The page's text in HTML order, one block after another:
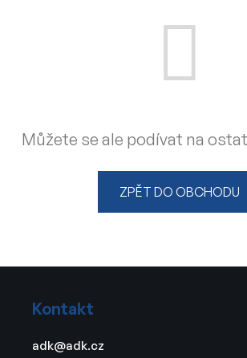
Můžete se ale podívat na
ZPĚT DO OBCHODU
Kontakt
adk@adk.cz